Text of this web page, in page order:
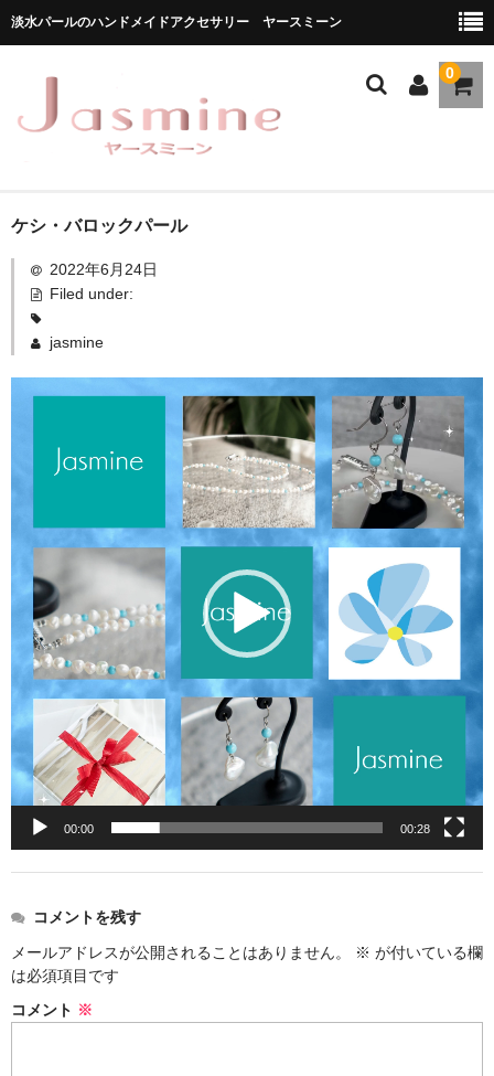
淡水パールのハンドメイドアクセサリー ヤースミーン
0
ホーム
商品一覧
★お勧め商品
ブログ
ケシ・バロックパール
2022年6月24日
Filed under:
jasmine
00:00 00:28
コメントを残す
メールアドレスが公開されることはありません。
※ が付いている欄
は必須項目です
コメント ※